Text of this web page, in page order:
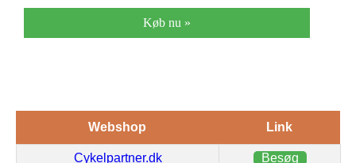
Køb nu »
Webshop Link
Cykelpartner.dk Besøg